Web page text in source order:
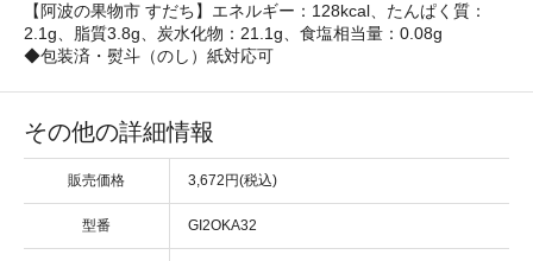
【阿波の果物市 すだち】エネルギー：128kcal、たんぱく質：
2.1g、脂質3.8g、炭水化物：21.1g、食塩相当量：0.08g
◆包装済・熨斗（のし）紙対応可
その他の詳細情報
販売価格 3,672円(税込)
型番 GI2OKA32